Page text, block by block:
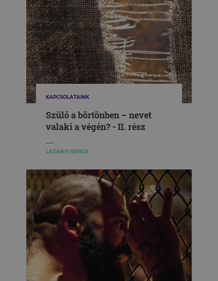
KAPCSOLATAINK
Szülő a börtönben – nevet
valaki a végén? - II. rész
LADÁNYI BENCE